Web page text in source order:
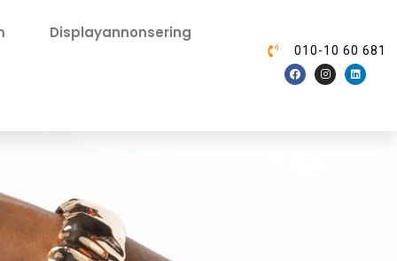
Displayannonsering
010-10 60 681